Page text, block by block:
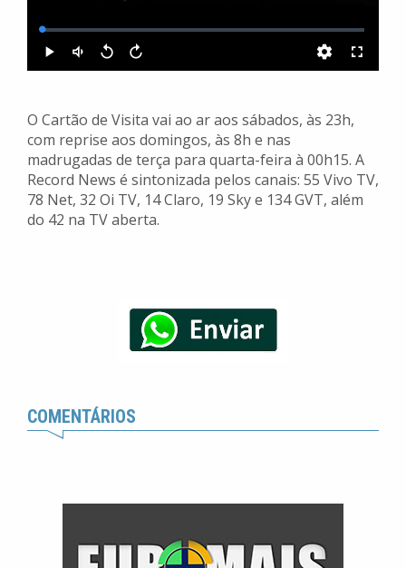
O Cartão de Visita vai ao ar aos sábados, às 23h,
com reprise aos domingos, às 8h e nas
madrugadas de terça para quarta-feira à 00h15. A
Record News é sintonizada pelos canais: 55 Vivo TV,
78 Net, 32 Oi TV, 14 Claro, 19 Sky e 134 GVT, além
do 42 na TV aberta.
COMENTÁRIOS